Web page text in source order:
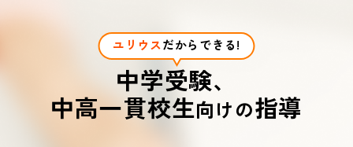
ユリウスだからできる!
中学受験、
中高一貫校生向けの指導